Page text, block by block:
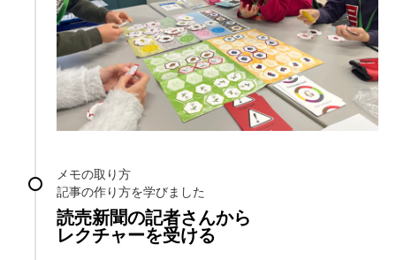
メモの取り方
記事の作り方を学びました
読売新聞の記者さんから
レクチャーを受ける